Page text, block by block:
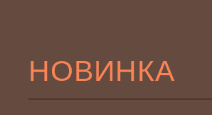
НОВИНКА